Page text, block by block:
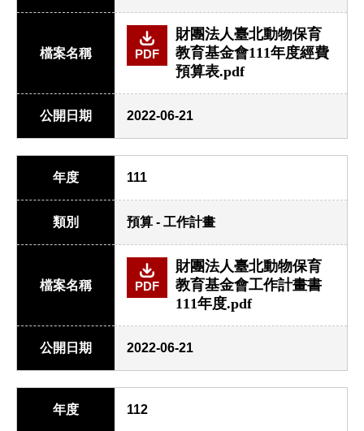
檔案名稱 PDF
財團法人臺北動物保育
教育基金會111年度經費
預算表.pdf
公開日期 2022-06-21
年度 111
類別 預算 - 工作計畫
檔案名稱 PDF
財團法人臺北動物保育
教育基金會工作計畫書
111年度.pdf
公開日期 2022-06-21
年度 112